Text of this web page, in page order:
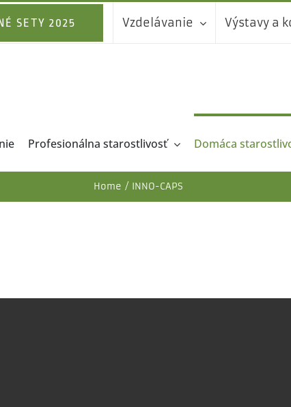
SETY 2025 Vzdelávanie Výstavy a
Profesionálna starostlivosť Domáca
Home INNO-CAPS